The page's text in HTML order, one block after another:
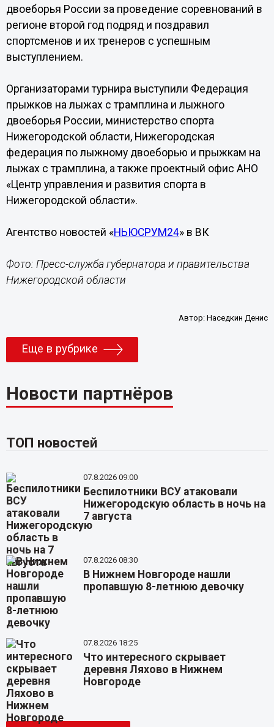
двоеборья России за проведение соревнований в
регионе второй год подряд и поздравил
спортсменов и их тренеров с успешным
выступлением.
Организаторами турнира выступили Федерация
прыжков на лыжах с трамплина и лыжного
двоеборья России, министерство спорта
Нижегородской области, Нижегородская
федерация по лыжному двоеборью и прыжкам на
лыжах с трамплина, а также проектный офис АНО
«Центр управления и развития спорта в
Нижегородской области».
Агентство новостей «НЬЮСРУМ24» в ВК
Фото: Пресс-служба губернатора и правительства
Нижегородской области
Автор:Наседкин Денис
Еще в рубрике
Новости партнёров
ТОП новостей
07.8.2026 09:00
Беспилотники ВСУ атаковали
Нижегородскую область в ночь на
7 августа
07.8.2026 08:30
В Нижнем Новгороде нашли
пропавшую 8-летнюю девочку
07.8.2026 18:25
Что интересного скрывает
деревня Ляхово в Нижнем
Новгороде